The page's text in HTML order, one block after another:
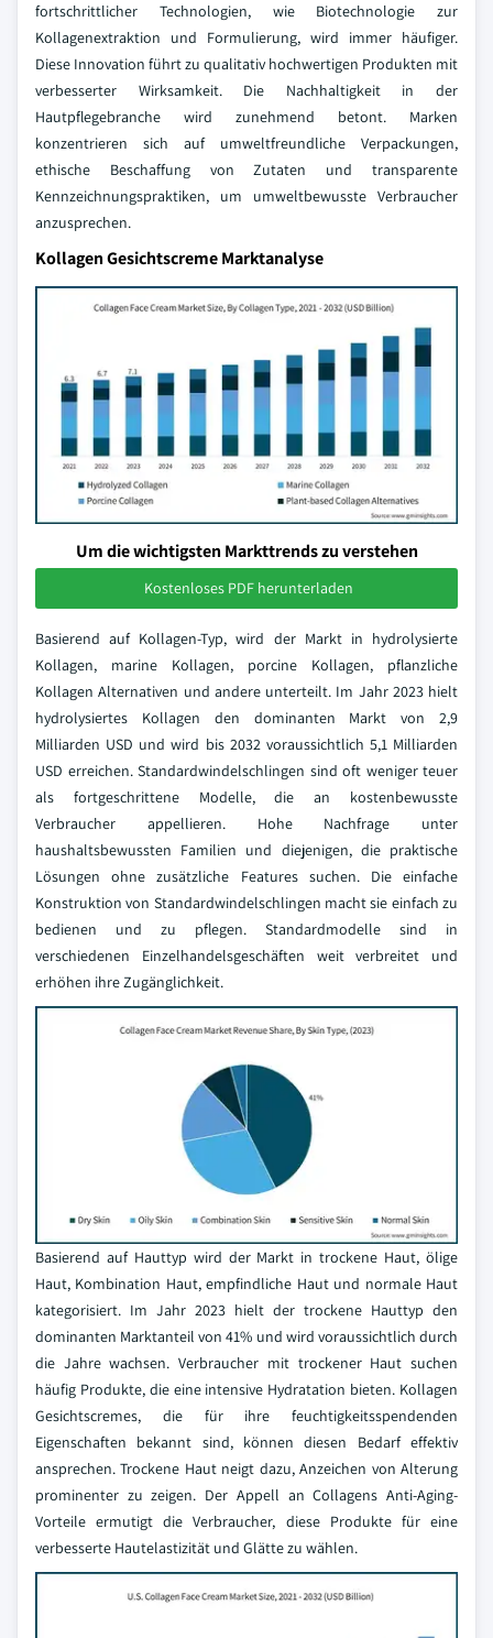
fortschrittlicher Technologien, wie Biotechnologie zur
Kollagenextraktion und Formulierung, wird immer häufiger.
Diese Innovation führt zu qualitativ hochwertigen Produkten mit
verbesserter Wirksamkeit. Die Nachhaltigkeit in der
Hautpflegebranche wird zunehmend betont. Marken
konzentrieren sich auf umweltfreundliche Verpackungen,
ethische Beschaffung von Zutaten und transparente
Kennzeichnungspraktiken, um umweltbewusste Verbraucher
anzusprechen.
Kollagen Gesichtscreme Marktanalyse
Um die wichtigsten Markttrends zu verstehen
Kostenloses PDF herunterladen
Basierend auf Kollagen-Typ, wird der Markt in hydrolysierte
Kollagen, marine Kollagen, porcine Kollagen, pflanzliche
Kollagen Alternativen und andere unterteilt. Im Jahr 2023 hielt
hydrolysiertes Kollagen den dominanten Markt von 2,9
Milliarden USD und wird bis 2032 voraussichtlich 5,1 Milliarden
USD erreichen. Standardwindelschlingen sind oft weniger teuer
als fortgeschrittene Modelle, die an kostenbewusste
Verbraucher appellieren. Hohe Nachfrage unter
haushaltsbewussten Familien und diejenigen, die praktische
Lösungen ohne zusätzliche Features suchen. Die einfache
Konstruktion von Standardwindelschlingen macht sie einfach zu
bedienen und zu pflegen. Standardmodelle sind in
verschiedenen Einzelhandelsgeschäften weit verbreitet und
erhöhen ihre Zugänglichkeit.
Basierend auf Hauttyp wird der Markt in trockene Haut, ölige
Haut, Kombination Haut, empfindliche Haut und normale Haut
kategorisiert. Im Jahr 2023 hielt der trockene Hauttyp den
dominanten Marktanteil von 41% und wird voraussichtlich durch
die Jahre wachsen. Verbraucher mit trockener Haut suchen
häufig Produkte, die eine intensive Hydratation bieten. Kollagen
Gesichtscremes, die für ihre feuchtigkeitsspendenden
Eigenschaften bekannt sind, können diesen Bedarf effektiv
ansprechen. Trockene Haut neigt dazu, Anzeichen von Alterung
prominenter zu zeigen. Der Appell an Collagens Anti-Aging-
Vorteile ermutigt die Verbraucher, diese Produkte für eine
verbesserte Hautelastizität und Glätte zu wählen.